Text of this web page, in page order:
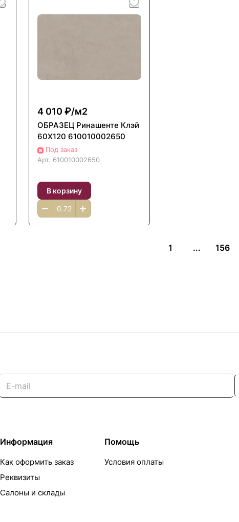
4 010 ₽/м2
ОБРАЗЕЦ Ринашенте Клэй
60X120 610010002650
Под заказ
Арт. 610010002650
В корзину
1 ... 156
Информация
Как оформить заказ
Реквизиты
Салоны и склады
Помощь
Условия оплаты